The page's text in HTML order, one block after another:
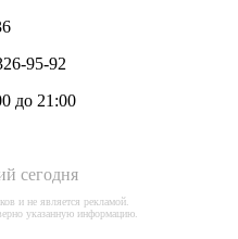
95-92
до 21:00
сегодня
и не является рекламой.
указанную информацию.